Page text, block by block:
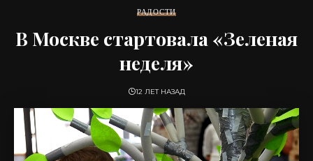
РАДОСТИ
В Москве стартовала «Зеленая
неделя»
12 ЛЕТ НАЗАД